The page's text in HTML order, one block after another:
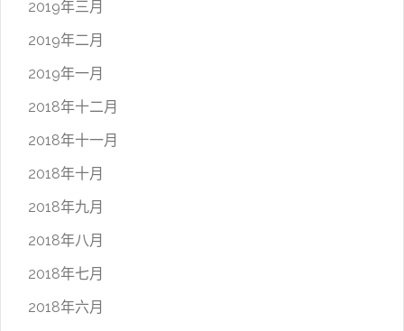
2019年三月
2019年二月
2019年一月
2018年十二月
2018年十一月
2018年十月
2018年九月
2018年八月
2018年七月
2018年六月